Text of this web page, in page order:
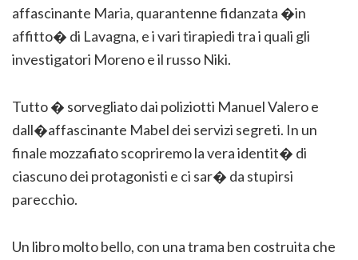
affascinante Maria, quarantenne fidanzata �in
affitto� di Lavagna, e i vari tirapiedi tra i quali gli
investigatori Moreno e il russo Niki.
Tutto � sorvegliato dai poliziotti Manuel Valero e
dall�affascinante Mabel dei servizi segreti. In un
finale mozzafiato scopriremo la vera identit� di
ciascuno dei protagonisti e ci sar� da stupirsi
parecchio.
Un libro molto bello, con una trama ben costruita che